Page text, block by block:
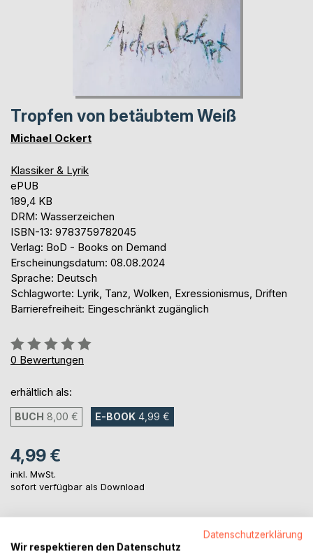
Tropfen von betäubtem Weiß
Michael Ockert
Klassiker & Lyrik
ePUB
189,4 KB
DRM: Wasserzeichen
ISBN-13: 9783759782045
Verlag: BoD - Books on Demand
Erscheinungsdatum: 08.08.2024
Sprache: Deutsch
Schlagworte: Lyrik, Tanz, Wolken, Exressionismus, Driften
Barrierefreiheit: Eingeschränkt zugänglich
Bewertung::
0%
0 Bewertungen
erhältlich als:
BUCH 8,00 € E-BOOK 4,99 €
4,99 €
inkl. MwSt.
sofort verfügbar als Download
Datenschutzerklärung
Wir respektieren den Datenschutz